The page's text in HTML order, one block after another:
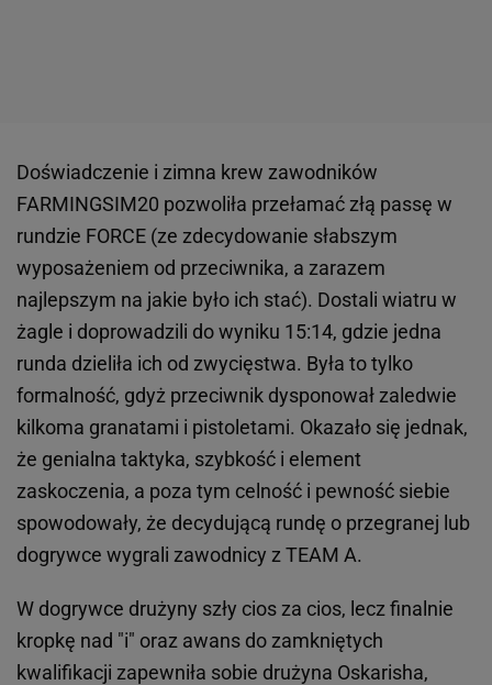
Doświadczenie i zimna krew zawodników
FARMINGSIM20 pozwoliła przełamać złą passę w
rundzie FORCE (ze zdecydowanie słabszym
wyposażeniem od przeciwnika, a zarazem
najlepszym na jakie było ich stać). Dostali wiatru w
żagle i doprowadzili do wyniku 15:14, gdzie jedna
runda dzieliła ich od zwycięstwa. Była to tylko
formalność, gdyż przeciwnik dysponował zaledwie
kilkoma granatami i pistoletami. Okazało się jednak,
że genialna taktyka, szybkość i element
zaskoczenia, a poza tym celność i pewność siebie
spowodowały, że decydującą rundę o przegranej lub
dogrywce wygrali zawodnicy z TEAM A.
W dogrywce drużyny szły cios za cios, lecz finalnie
kropkę nad "i" oraz awans do zamkniętych
kwalifikacji zapewniła sobie drużyna Oskarisha,